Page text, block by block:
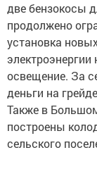
две бензокосы
продолжено
установка
освещение. За
деньги на
Также в
построены
сельского